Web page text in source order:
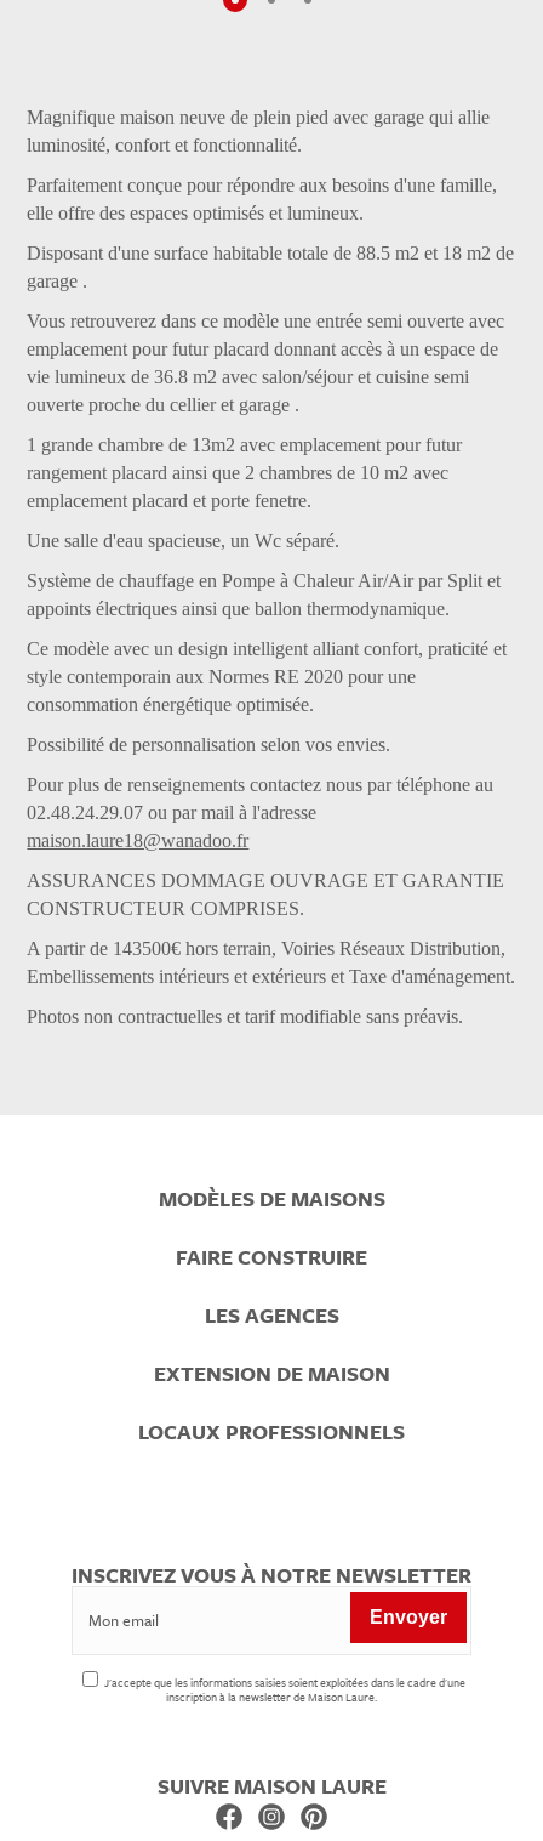
Magnifique maison neuve de plein pied avec garage qui allie
luminosité, confort et fonctionnalité.
Parfaitement conçue pour répondre aux besoins d'une famille,
elle offre des espaces optimisés et lumineux.
Disposant d'une surface habitable totale de 88.5 m2 et 18 m2 de
garage .
Vous retrouverez dans ce modèle une entrée semi ouverte avec
emplacement pour futur placard donnant accès à un espace de
vie lumineux de 36.8 m2 avec salon/séjour et cuisine semi
ouverte proche du cellier et garage .
1 grande chambre de 13m2 avec emplacement pour futur
rangement placard ainsi que 2 chambres de 10 m2 avec
emplacement placard et porte fenetre.
Une salle d'eau spacieuse, un Wc séparé.
Système de chauffage en Pompe à Chaleur Air/Air par Split et
appoints électriques ainsi que ballon thermodynamique.
Ce modèle avec un design intelligent alliant confort, praticité et
style contemporain aux Normes RE 2020 pour une
consommation énergétique optimisée.
Possibilité de personnalisation selon vos envies.
Pour plus de renseignements contactez nous par téléphone au
02.48.24.29.07 ou par mail à l'adresse
maison.laure18@wanadoo.fr
ASSURANCES DOMMAGE OUVRAGE ET GARANTIE
CONSTRUCTEUR COMPRISES.
A partir de 143500€ hors terrain, Voiries Réseaux Distribution,
Embellissements intérieurs et extérieurs et Taxe d'aménagement.
Photos non contractuelles et tarif modifiable sans préavis.
MODÈLES DE MAISONS
FAIRE CONSTRUIRE
LES AGENCES
EXTENSION DE MAISON
LOCAUX PROFESSIONNELS
INSCRIVEZ VOUS À NOTRE NEWSLETTER
J'accepte que les informations saisies soient exploitées dans le cadre d'une
inscription à la newsletter de Maison Laure.
SUIVRE MAISON LAURE